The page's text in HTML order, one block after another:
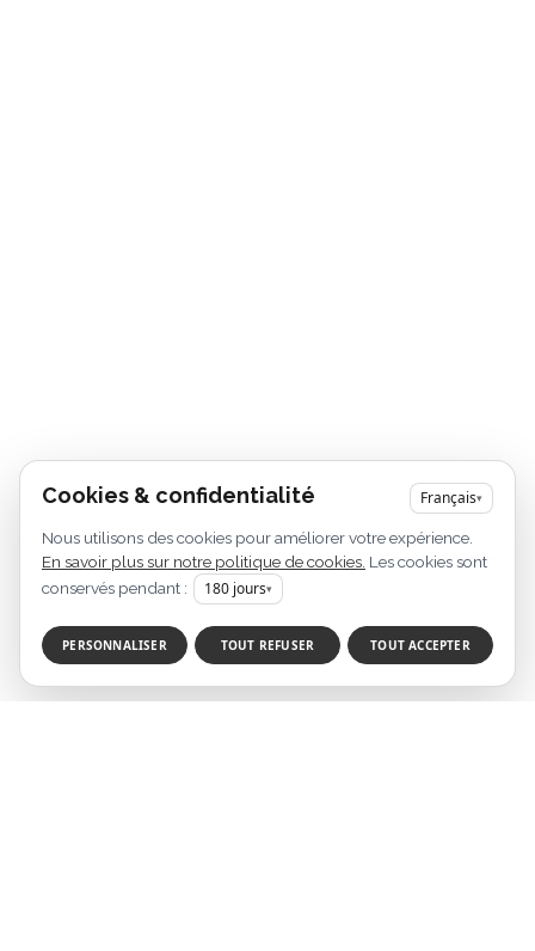
Cookies & confidentialité Français▾
Nous utilisons des cookies pour améliorer votre expérience.
En savoir plus sur notre politique de cookies. Les cookies sont
conservés pendant :
180 jours▾
PERSONNALISER TOUT REFUSER TOUT ACCEPTER